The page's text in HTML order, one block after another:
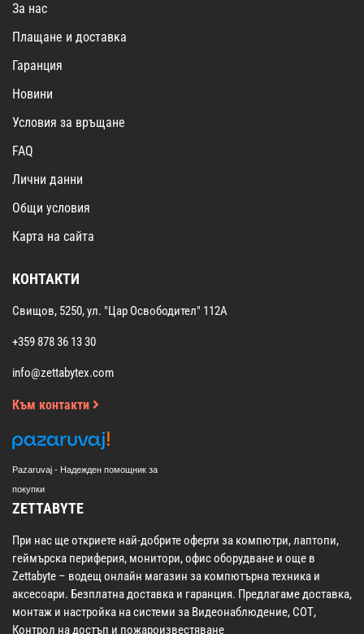
За нас
Плащане и доставка
Гаранция
Новини
Условия за връщане
FAQ
Лични данни
Общи условия
Карта на сайта
КОНТАКТИ
Свищов, 5250, ул. "Цар Освободител" 112А
+359 878 36 13 30
info@zettabytex.com
Към контакти
Pazaruvaj - Надежден помощник за
покупки
ZETTABYTE
При нас ще откриете най-добрите оферти за компютри, лаптопи,
геймърска периферия, монитори, офис оборудване и още в
Zettabyte – водещ онлайн магазин за компютърна техника и
аксесоари. Безплатна доставка и гаранция. Предлагаме доставка,
монтаж и настройка на системи за Видеонаблюдение, СОТ,
Контрол на достъп и пожароизвестяване